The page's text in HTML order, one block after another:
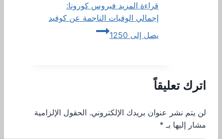
قراءة المزيد فيروس كورونا:
إجمالي الوفيات الناجمة عن كوفيد
يصل إلى 1250
اترك تعليقاً
لن يتم نشر عنوان بريدك الإلكتروني. الحقول الإلزامية
مشار إليها بـ *